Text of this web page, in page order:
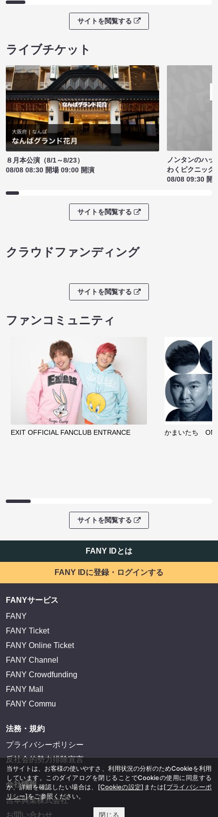
サイトを閲覧する
ライブチケット
８月本公演（8/1～8/23）
08/08 08:30 開場 09:00 開演
ノンタンのハッ
わくピクニック
08/08 09:30 開
サイトを閲覧する
クラウドファンディング
サイトを閲覧する
ファンコミュニティ
EXIT OFFICIAL FANCLUB ENTRANCE かまいたち
サイトを閲覧する
FANY IDとは
FANY IDに登録・ログインする
FANYサービス
FANY
FANY Ticket
FANY Online Ticket
FANY Channel
FANY Crowdfunding
FANY Mall
FANY Commu
法務・規約
プライバシーポリシー
反社会的勢力排除宣言
会社情報
吉本興業株式会社
お問い合わせ
当サイトは、お客様の使いやすさ、利用状況の分析のためCookieを利用
しています。このダイアログを閉じることでCookieの使用に同意する
か、詳細を確認したい場合は、 [Cookieの設定] または[プライバシーポ
リシー]をご参照ください。
閉じる